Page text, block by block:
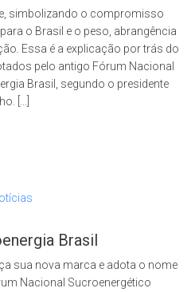
simbolizando o compromisso
o Brasil e o peso, abrangência
Essa é a explicação por trás do
pelo antigo Fórum Nacional
Brasil, segundo o presidente
[…]
Brasil
sua nova marca e adota o nome
Nacional Sucroenergético